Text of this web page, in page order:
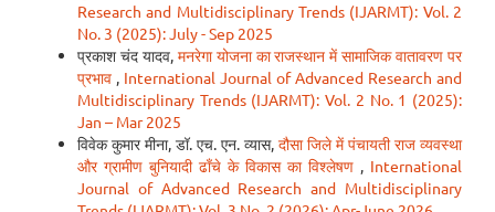
Research and Multidisciplinary Trends (IJARMT): Vol. 2
No. 3 (2025): July - Sep 2025
प्रकाश चंद यादव, मनरेगा योजना का राजस्थान में सामाजिक वातावरण पर
प्रभाव , International Journal of Advanced Research and
Multidisciplinary Trends (IJARMT): Vol. 2 No. 1 (2025):
Jan – Mar 2025
विवेक कुमार मीना, डॉ. एच. एन. व्यास, दौसा जिले में पंचायती राज व्यवस्था
और ग्रामीण बुनियादी ढाँचे के विकास का विश्लेषण , International
Journal of Advanced Research and Multidisciplinary